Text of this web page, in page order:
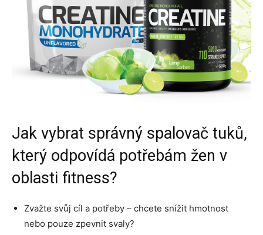
Jak vybrat správný spalovač tuků,
který odpovídá potřebám žen v
oblasti fitness?
Zvažte svůj cíl a potřeby – chcete snížit hmotnost
nebo pouze zpevnit svaly?